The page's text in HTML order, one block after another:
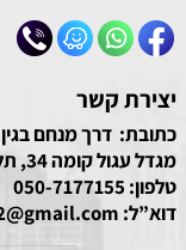
יצירת קשר
כתובת: דרך מנחם בגין 132, מרכז עזריאלי 1
מגדל עגול קומה 34, תל אביב
טלפון: 050-7177155
דוא”ל: